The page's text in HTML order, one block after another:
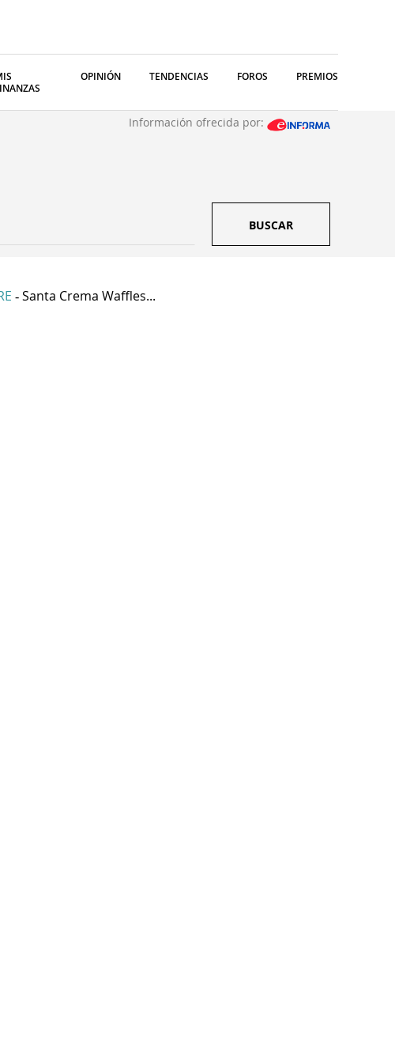
OPINIÓN TENDENCIAS FOROS PREMIOS
Información ofrecida por:
BUSCAR
- Santa Crema Waffles...